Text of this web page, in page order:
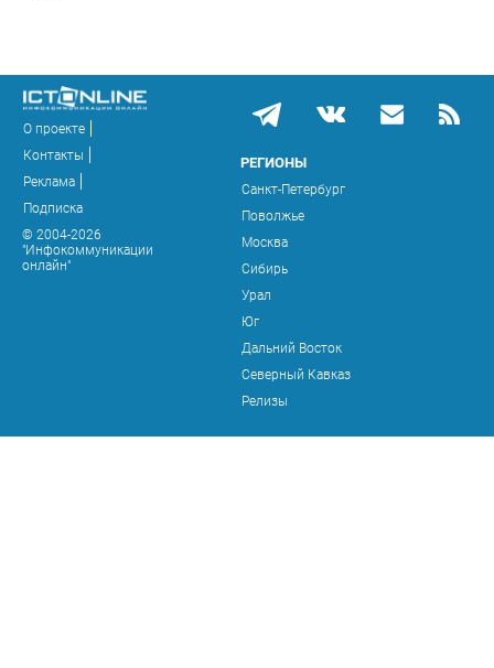
О проекте
Контакты
Реклама
Подписка
© 2004-2026
"Инфокоммуникации
онлайн"
РЕГИОНЫ
Санкт-Петербург
Поволжье
Москва
Сибирь
Урал
Юг
Дальний Восток
Северный Кавказ
Релизы